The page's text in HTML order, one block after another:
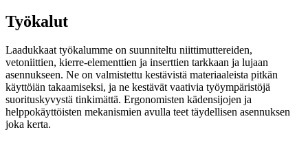
Työkalut
Laadukkaat työkalumme on suunniteltu niittimuttereiden,
vetoniittien, kierre-elementtien ja inserttien tarkkaan ja lujaan
asennukseen. Ne on valmistettu kestävistä materiaaleista pitkän
käyttöiän takaamiseksi, ja ne kestävät vaativia työympäristöjä
suorituskyvystä tinkimättä. Ergonomisten kädensijojen ja
helppokäyttöisten mekanismien avulla teet täydellisen asennuksen
joka kerta.